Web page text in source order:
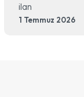
ilan
1 Temmuz 2026